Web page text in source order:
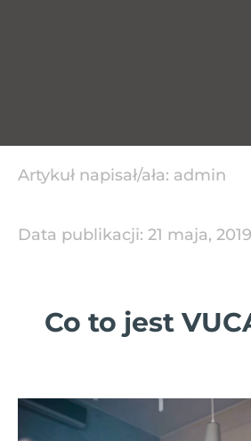
Artykuł napisał/ała: admin
Data publikacji: 21 maja, 2019
Co to jest